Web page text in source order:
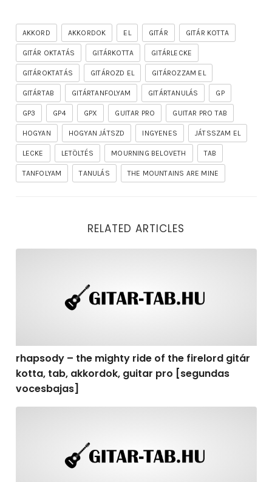
AKKORD AKKORDOK EL GITÁR GITÁR KOTTA
GITÁR OKTATÁS GITÁRKOTTA GITÁRLECKE
GITÁROKTATÁS GITÁROZD EL GITÁROZZAM EL
GITÁRTAB GITÁRTANFOLYAM GITÁRTANULÁS GP
GP3 GP4 GPX GUITAR PRO GUITAR PRO TAB
HOGYAN HOGYAN JÁTSZD INGYENES JÁTSSZAM EL
LECKE LETÖLTÉS MOURNING BELOVETH TAB
TANFOLYAM TANULÁS THE MOUNTAINS ARE MINE
RELATED ARTICLES
rhapsody – the mighty ride of the firelord gitár
kotta, tab, akkordok, guitar pro [segundas
vocesbajas]